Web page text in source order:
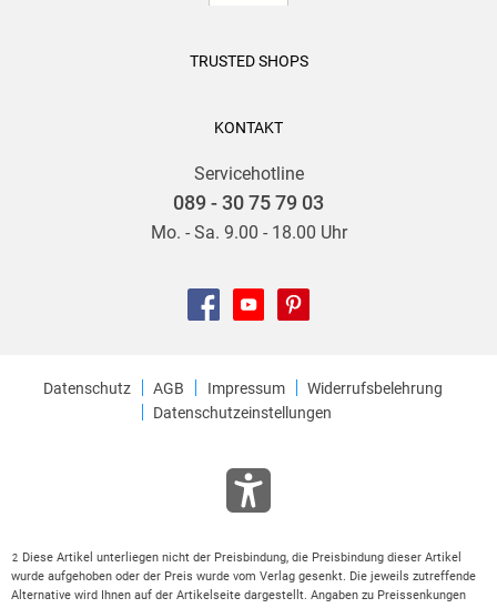
TRUSTED SHOPS
KONTAKT
Servicehotline
089 - 30 75 79 03
Mo. - Sa. 9.00 - 18.00 Uhr
Datenschutz AGB Impressum
Widerrufsbelehrung
Datenschutzeinstellungen
2 Diese Artikel unterliegen nicht der Preisbindung, die Preisbindung dieser Artikel
wurde aufgehoben oder der Preis wurde vom Verlag gesenkt. Die jeweils zutreffende
Alternative wird Ihnen auf der Artikelseite dargestellt. Angaben zu Preissenkungen